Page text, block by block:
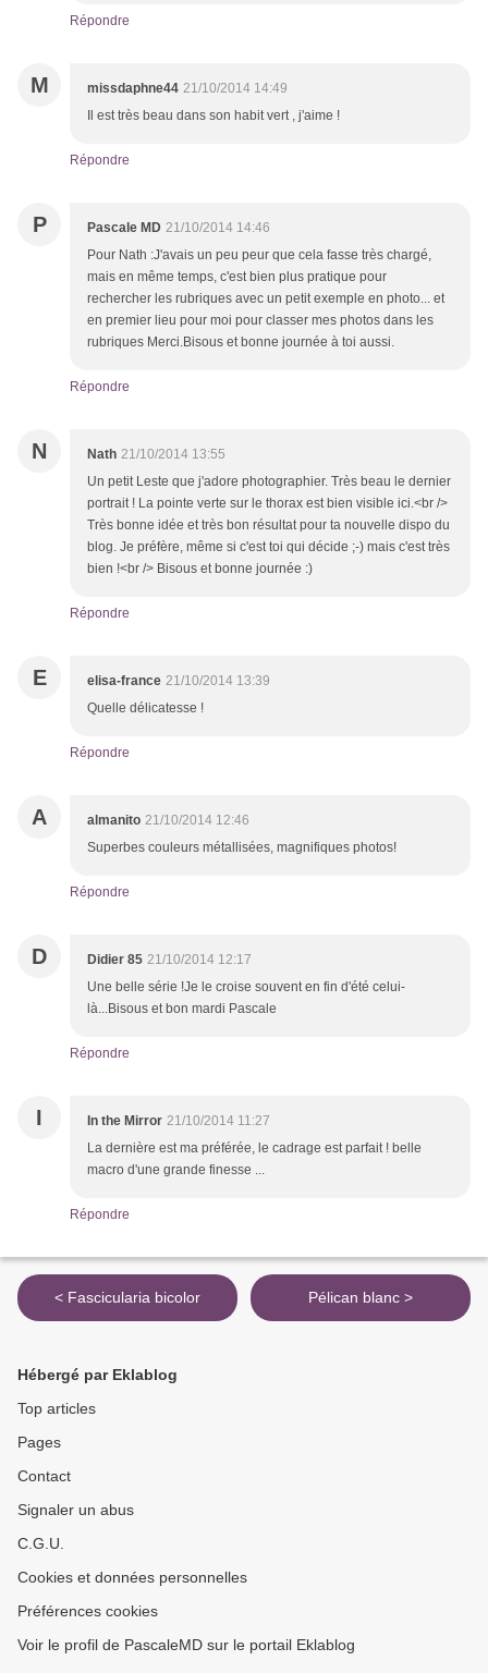
Répondre
M missdaphne44 21/10/2014 14:49
Il est très beau dans son habit vert , j'aime !
Répondre
P Pascale MD 21/10/2014 14:46
Pour Nath :J'avais un peu peur que cela fasse très chargé,
mais en même temps, c'est bien plus pratique pour
rechercher les rubriques avec un petit exemple en photo... et
en premier lieu pour moi pour classer mes photos dans les
rubriques Merci.Bisous et bonne journée à toi aussi.
Répondre
N Nath 21/10/2014 13:55
Un petit Leste que j'adore photographier. Très beau le dernier
portrait ! La pointe verte sur le thorax est bien visible ici.<br />
Très bonne idée et très bon résultat pour ta nouvelle dispo du
blog. Je préfère, même si c'est toi qui décide ;-) mais c'est très
bien !<br /> Bisous et bonne journée :)
Répondre
E elisa-france 21/10/2014 13:39
Quelle délicatesse !
Répondre
A almanito 21/10/2014 12:46
Superbes couleurs métallisées, magnifiques photos!
Répondre
D Didier 85 21/10/2014 12:17
Une belle série !Je le croise souvent en fin d'été celui-
là...Bisous et bon mardi Pascale
Répondre
I In the Mirror 21/10/2014 11:27
La dernière est ma préférée, le cadrage est parfait ! belle
macro d'une grande finesse ...
Répondre
< Fascicularia bicolor Pélican blanc >
Hébergé par Eklablog
Top articles
Pages
Contact
Signaler un abus
C.G.U.
Cookies et données personnelles
Préférences cookies
Voir le profil de PascaleMD sur le portail Eklablog